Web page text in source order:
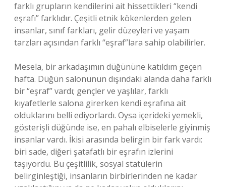
farklı grupların kendilerini ait hissettikleri “kendi
eşrafı” farklıdır. Çeşitli etnik kökenlerden gelen
insanlar, sınıf farkları, gelir düzeyleri ve yaşam
tarzları açısından farklı “eşraf”lara sahip olabilirler.
Mesela, bir arkadaşımın düğününe katıldım geçen
hafta. Düğün salonunun dışındaki alanda daha farklı
bir “eşraf” vardı; gençler ve yaşlılar, farklı
kıyafetlerle salona girerken kendi eşrafına ait
olduklarını belli ediyorlardı. Oysa içerideki yemekli,
gösterişli düğünde ise, en pahalı elbiselerle giyinmiş
insanlar vardı. İkisi arasında belirgin bir fark vardı:
biri sade, diğeri şatafatlı bir eşrafın izlerini
taşıyordu. Bu çeşitlilik, sosyal statülerin
belirginleştiği, insanların birbirlerinden ne kadar